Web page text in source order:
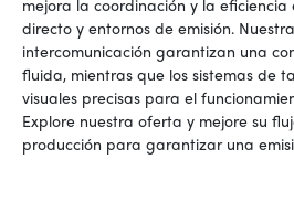
mejora la coordinación y la eficiencia
directo y entornos de emisión.
intercomunicación garantizan una
fluida, mientras que los sistemas de
visuales precisas para el
Explore nuestra oferta y mejore su
producción para garantizar una